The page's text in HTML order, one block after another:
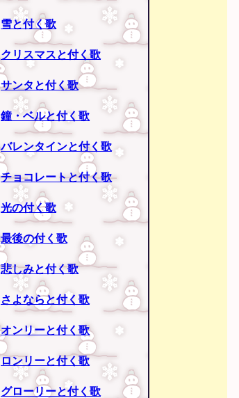
雪と付く歌
クリスマスと付く歌
サンタと付く歌
鐘・ベルと付く歌
バレンタインと付く歌
チョコレートと付く歌
光の付く歌
最後の付く歌
悲しみと付く歌
さよならと付く歌
オンリーと付く歌
ロンリーと付く歌
グローリーと付く歌